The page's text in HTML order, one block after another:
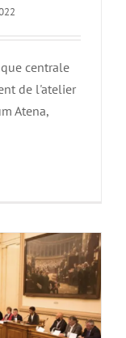
centrale
de l'atelier
Atena,
haut
dans le